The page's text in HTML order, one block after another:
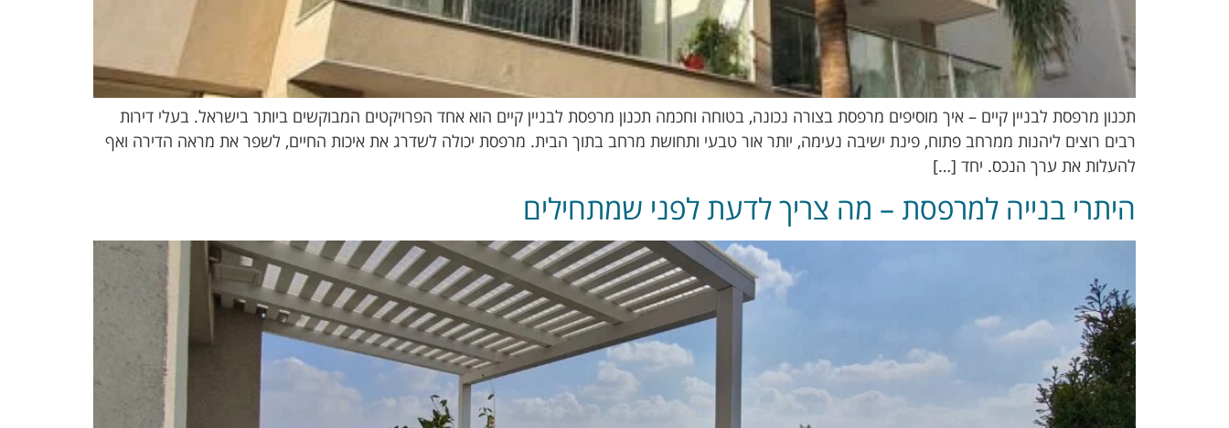
תכנון מרפסת לבניין קיים – איך מוסיפים מרפסת בצורה נכונה, בטוחה וחכמה תכנון מרפסת לבניין קיים הוא אחד הפרויקטים המבוקשים ביותר בישראל. בעלי דירות
רבים רוצים ליהנות ממרחב פתוח, פינת ישיבה נעימה, יותר אור טבעי ותחושת מרחב בתוך הבית. מרפסת יכולה לשדרג את איכות החיים, לשפר את מראה הדירה ואף
להעלות את ערך הנכס. יחד […]
היתרי בנייה למרפסת – מה צריך לדעת לפני שמתחילים